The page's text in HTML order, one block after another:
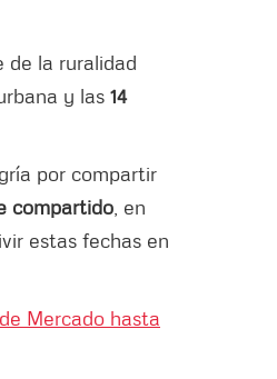
de la ruralidad
y las 14
por compartir
compartido , en
estas fechas en
Mercado hasta